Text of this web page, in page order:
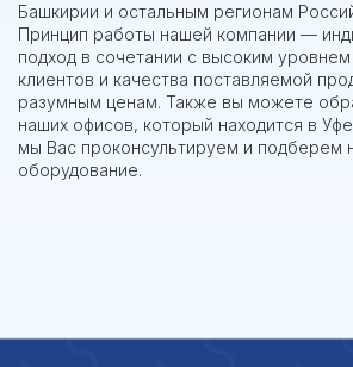
Башкирии и остальным регионам
Принцип работы нашей компании —
подход в сочетании с высоким
клиентов и качества поставляемой
разумным ценам. Также вы можете
наших офисов, который находится в
мы Вас проконсультируем и подберем
оборудование.